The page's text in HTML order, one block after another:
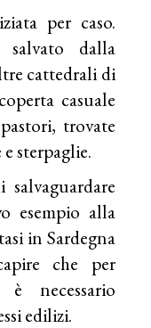
per caso.
salvato dalla
cattedrali di
casuale
trovate
sterpaglie.
esempio alla
in Sardegna
che per
necessario
edilizi.